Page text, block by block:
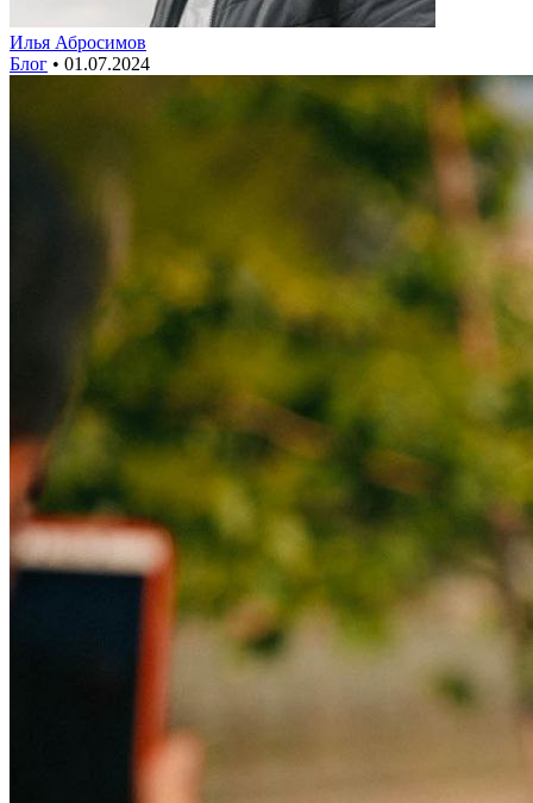
Илья Абросимов
Блог • 01.07.2024